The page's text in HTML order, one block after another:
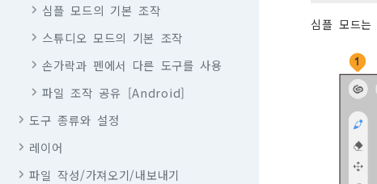
심플 모드의 기본 조작
스튜디오 모드의 기본 조작
손가락과 펜에서 다른 도구를 사용
파일 조작 공유 [Android]
도구 종류와 설정
레이어
파일 작성/가져오기/내보내기
심플 모드